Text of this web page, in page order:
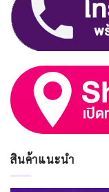
สินค้าแนะนำ